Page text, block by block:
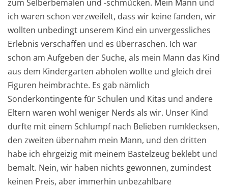
zum Selberbemalen und -schmücken. Mein Mann und
ich waren schon verzweifelt, dass wir keine fanden, wir
wollten unbedingt unserem Kind ein unvergessliches
Erlebnis verschaffen und es überraschen. Ich war
schon am Aufgeben der Suche, als mein Mann das Kind
aus dem Kindergarten abholen wollte und gleich drei
Figuren heimbrachte. Es gab nämlich
Sonderkontingente für Schulen und Kitas und andere
Eltern waren wohl weniger Nerds als wir. Unser Kind
durfte mit einem Schlumpf nach Belieben rumklecksen,
den zweiten übernahm mein Mann, und den dritten
habe ich ehrgeizig mit meinem Bastelzeug beklebt und
bemalt. Nein, wir haben nichts gewonnen, zumindest
keinen Preis, aber immerhin unbezahlbare